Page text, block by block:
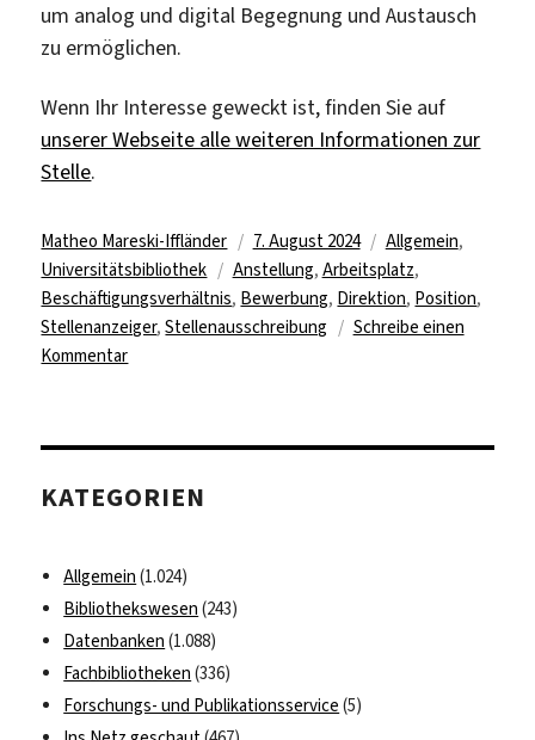
um analog und digital Begegnung und Austausch
zu ermöglichen.
Wenn Ihr Interesse geweckt ist, finden Sie auf
unserer Webseite alle weiteren Informationen zur
Stelle.
Autor
Matheo Mareski-Iffländer
Veröffentlicht
am
7. August 2024 Kategorien
Allgemein,
Universitätsbibliothek
Schlagwörter
Anstellung, Arbeitsplatz,
Beschäftigungsverhältnis, Bewerbung, Direktion, Position,
Stellenanzeiger,Stellenausschreibung
Schreibe einen
Kommentarzu
der
gesucht!
KATEGORIEN
Allgemein (1.024)
Bibliothekswesen (243)
Datenbanken (1.088)
Fachbibliotheken (336)
Forschungs- und Publikationsservice (5)